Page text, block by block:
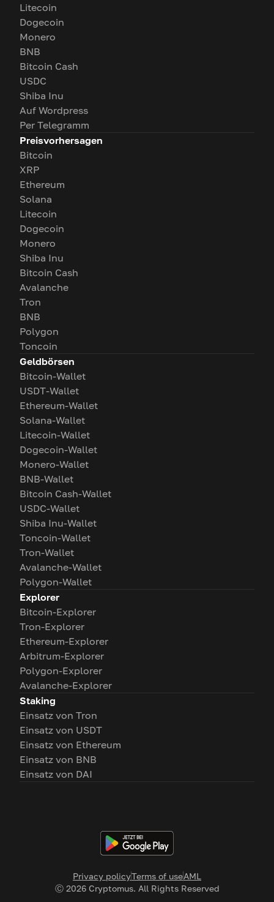
Privacy policyTerms of useAML
Ⓒ 2026Cryptomus. All Rights Reserved
Litecoin
Dogecoin
Monero
BNB
Bitcoin Cash
USDC
Shiba Inu
Auf Wordpress
Per Telegramm
Preisvorhersagen
Bitcoin
XRP
Ethereum
Solana
Litecoin
Dogecoin
Monero
Shiba Inu
Bitcoin Cash
Avalanche
Tron
BNB
Polygon
Toncoin
Geldbörsen
Bitcoin-Wallet
USDT-Wallet
Ethereum-Wallet
Solana-Wallet
Litecoin-Wallet
Dogecoin-Wallet
Monero-Wallet
BNB-Wallet
Bitcoin Cash-Wallet
USDC-Wallet
Shiba Inu-Wallet
Toncoin-Wallet
Tron-Wallet
Avalanche-Wallet
Polygon-Wallet
Explorer
Bitcoin-Explorer
Tron-Explorer
Ethereum-Explorer
Arbitrum-Explorer
Polygon-Explorer
Avalanche-Explorer
Staking
Einsatz von Tron
Einsatz von USDT
Einsatz von Ethereum
Einsatz von BNB
Einsatz von DAI